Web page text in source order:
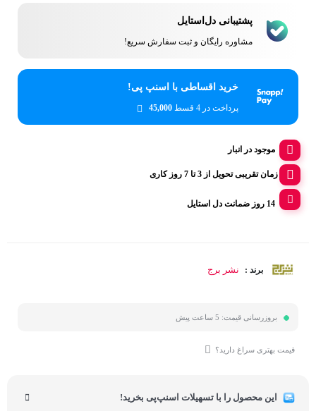
پشتیبانی دل‌استایل
مشاوره رایگان و ثبت سفارش سریع!
خرید اقساطی با اسنپ پی!
پرداخت در 4 قسط 45,000
موجود در انبار
زمان تقریبی تحویل از 3 تا 7 روز کاری
14 روز ضمانت دل استایل
برند : نشر برج
بروزرسانی قیمت: 5 ساعت پیش
قیمت بهتری سراغ دارید؟
این محصول را با تسهیلات اسنپ‌پی بخرید!